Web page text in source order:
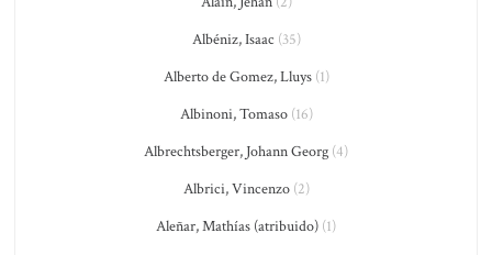
Albéniz, Isaac (35)
Alberto de Gomez, Lluys(1)
Albinoni, Tomaso(16)
Albrechtsberger, Johann Georg (4)
Albrici, Vincenzo(2)
Aleñar, Mathías (atribuido) (1)